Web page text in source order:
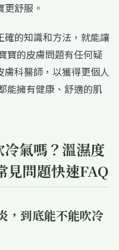
舒服。
確的知識和方法，就能讓
寶的皮膚問題有任何疑
科醫師，以獲得更個人
能擁有健康、舒適的肌
氣嗎？溫濕度
見問題快速FAQ
，到底能不能吹冷